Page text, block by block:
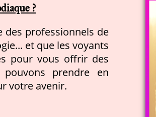
?
des professionnels de
et que les voyants
pour vous offrir des
prendre en
votre avenir.